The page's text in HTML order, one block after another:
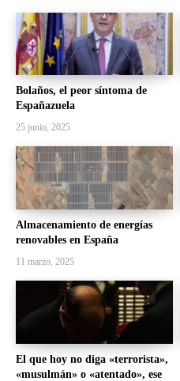
Bolaños, el peor síntoma de
Españazuela
25 junio, 2025
Almacenamiento de energías
renovables en España
11 marzo, 2025
El que hoy no diga «terrorista»,
«musulmán» o «atentado», ese